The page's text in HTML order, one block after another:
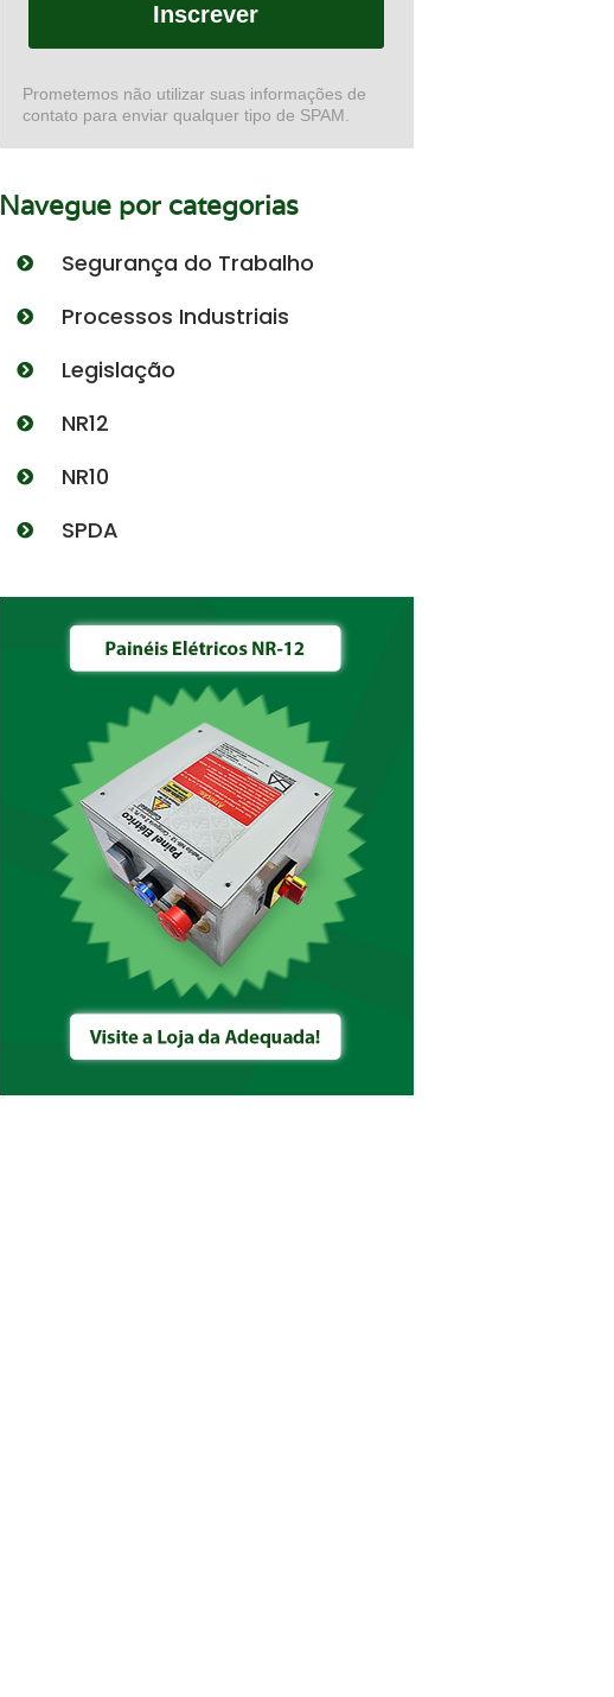
Inscrever
Prometemos não utilizar suas informações de
contato para enviar qualquer tipo de SPAM.
Navegue por categorias
Segurança do Trabalho
Processos Industriais
Legislação
NR12
NR10
SPDA